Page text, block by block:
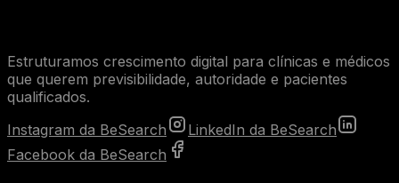
Estruturamos crescimento digital para clínicas e médicos
que querem previsibilidade, autoridade e pacientes
qualificados.
Instagram da BeSearch
LinkedIn da BeSearch
Facebook da BeSearch